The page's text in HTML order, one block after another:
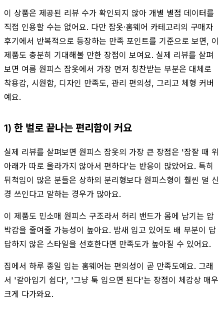
이 상품은 제공된 리뷰 수가 확인되지 않아 개별 별점 데이터를
직접 인용할 수는 없어요. 다만 잠옷·홈웨어 카테고리의 구매자
후기에서 반복적으로 등장하는 만족 포인트를 기준으로 보면, 이
제품도 충분히 기대해볼 만한 장점이 보여요. 실제 리뷰를 살펴
보면 여름 원피스 잠옷에서 가장 먼저 칭찬받는 부분은 대체로
착용감, 시원함, 디자인 만족도, 관리 편의성, 그리고 체형 커버
예요.
1) 한 벌로 끝나는 편리함이 커요
실제 리뷰를 살펴보면 원피스 잠옷의 가장 큰 장점은 '잠잘 때 위
아래가 따로 올라가지 않아서 편하다'는 반응이 많았어요. 특히
뒤척임이 많은 분들은 상하의 분리형보다 원피스형이 훨씬 덜 신
경 쓰인다고 말하는 경우가 많아요.
이 제품도 민소매 원피스 구조라서 허리 밴드가 몸에 남기는 압
박감을 줄여줄 가능성이 높아요. 밤새 입고 있어도 배 부분이 답
답하지 않은 스타일을 선호한다면 만족도가 높아질 수 있어요.
집에서 하루 종일 입는 홈웨어는 편의성이 곧 만족도예요. 그래
서 '갈아입기 쉽다', '그냥 툭 입으면 된다'는 장점이 체감상 매우
크게 다가와요.